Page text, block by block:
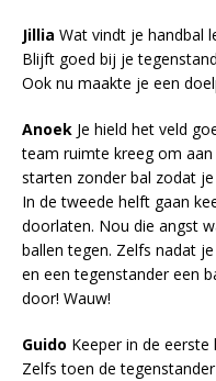
Jillia Wat vindt je handbal
Blijft goed bij je
Ook nu maakte je een
Anoek Je hield het veld
team ruimte kreeg om
starten zonder bal zodat
In de tweede helft gaan
doorlaten. Nou die angst
ballen tegen. Zelfs nadat
en een tegenstander een
door! Wauw!
Guido Keeper in de
Zelfs toen de